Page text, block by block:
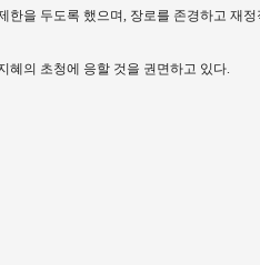
을 두도록 했으며, 장로를 존경하고 재
혜의 초청에 응할 것을 권면하고 있다.